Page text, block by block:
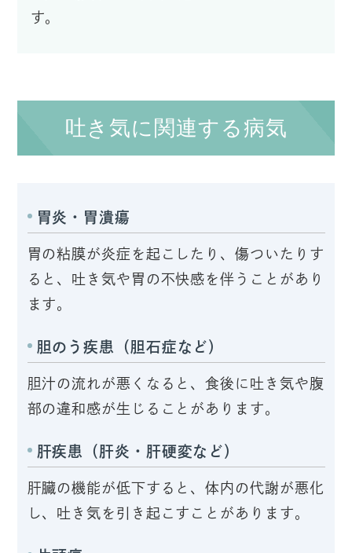
す。
吐き気に関連する病気
胃炎・胃潰瘍
胃の粘膜が炎症を起こしたり、傷ついたりす
ると、吐き気や胃の不快感を伴うことがあり
ます。
胆のう疾患（胆石症など）
胆汁の流れが悪くなると、食後に吐き気や腹
部の違和感が生じることがあります。
肝疾患（肝炎・肝硬変など）
肝臓の機能が低下すると、体内の代謝が悪化
し、吐き気を引き起こすことがあります。